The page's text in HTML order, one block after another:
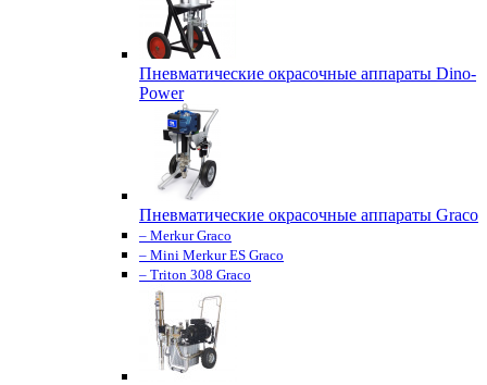
Пневматические окрасочные аппараты Dino-
Power
Пневматические окрасочные аппараты Graco
– Merkur Graco
– Mini Merkur ES Graco
– Triton 308 Graco